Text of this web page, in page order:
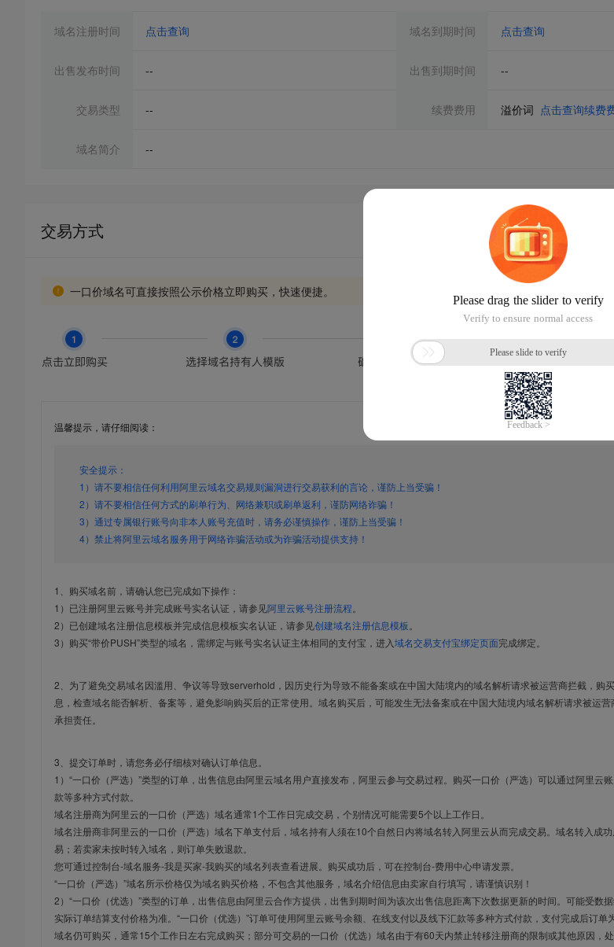
域名注册时间 点击查询 域名到期时间 点击查询
出售发布时间 -- 出售到期时间 --
交易类型 -- 续费费用 溢价词 点击查询续费
域名简介 --
交易方式
一口价域名可直接按照公示价格立即购买，快速便捷。
温馨提示，请仔细阅读：
安全提示：
1）请不要相信任何利用阿里云域名交易规则漏洞进行交易获利的言论，谨防上当受骗！
2）请不要相信任何方式的刷单行为、网络兼职或刷单返利，谨防网络诈骗！
3）通过专属银行账号向非本人账号充值时，请务必谨慎操作，谨防上当受骗！
4）禁止将阿里云域名服务用于网络诈骗活动或为诈骗活动提供支持！
1、购买域名前，请确认您已完成如下操作：
1）已注册阿里云账号并完成账号实名认证，请参见阿里云账号注册流程
2）已创建域名注册信息模板并完成信息模板实名认证，请参见创建域名注册信息模板
3）购买“带价PUSH”类型的域名，需绑定与账号实名认证主体相同的支付宝，进入域名交易支付宝绑定页面完成绑定。
2、为了避免交易域名因滥用、争议等导致serverhold，因历史行为导致不能备案或在中国大陆境内的域名解析请求被运营商拦截，购
息，检查域名能否解析、备案等，避免影响购买后的正常使用。域名购买后，可能发生无法备案或在中国大陆境内域名解析请求被运
承担责任。
3、提交订单时，请您务必仔细核对确认订单信息。
1）“一口价（严选）”类型的订单，出售信息由阿里云域名用户直接发布，阿里云参与交易过程。购买一口价（严选）可以通过阿里云
款等多种方式付款。
域名注册商为阿里云的一口价（严选）域名通常1个工作日完成交易，个别情况可能需要5个以上工作日。
域名注册商非阿里云的一口价（严选）域名下单支付后，域名持有人须在10个自然日内将域名转入阿里云从而完成交易。域名转入成
易；若卖家未按时转入域名，则订单失败退款。
您可通过控制台-域名服务-我是买家-我购买的域名列表查看进展。购买成功后，可在控制台-费用中心申请发票。
“一口价（严选）”域名所示价格仅为域名购买价格，不包含其他服务，域名介绍信息由卖家自行填写，请谨慎识别！
2）“一口价（优选）”类型的订单，出售信息由阿里云合作方提供，出售到期时间为该次出售信息距离下次数据更新的时间。可能受数
实际订单结算支付价格为准。“一口价（优选）”订单可使用阿里云账号余额、在线支付以及线下汇款等多种方式付款，支付完成后订单
域名仍可购买，通常15个工作日左右完成购买；部分可交易的一口价（优选）域名由于有60天内禁止转移注册商的限制或其他原因，